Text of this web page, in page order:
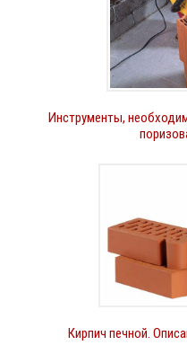
Инструменты,
Кирпич печной.